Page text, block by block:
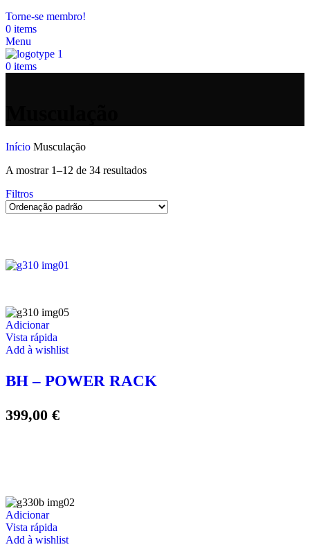
Torne-se membro!
0 items
Menu
0 items
Início Musculação
A mostrar 1–12 de 34 resultados
Filtros
Adicionar
Vista rápida
Add à wishlist
BH – POWER RACK
399,00 €
Adicionar
Vista rápida
Add à wishlist